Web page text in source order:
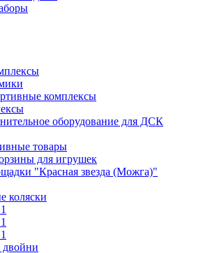
комплексы
оборудование для ДСК
товары
для игрушек
"Красная звезда (Можга)"
коляски
двойни